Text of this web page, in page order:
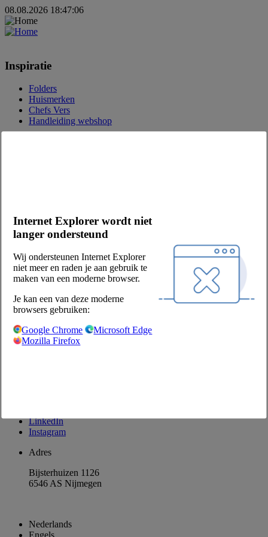
Internet Explorer wordt niet
langer ondersteund
Wij ondersteunen Internet Explorer
niet meer en raden je aan gebruik te
maken van een moderne browser.
Je kan een van deze moderne
browsers gebruiken:
Google Chrome
Microsoft Edge
Mozilla Firefox
08.08.2026 18:47:06
Inspiratie
Folders
Huismerken
Chefs Vers
Handleiding webshop
Leveranciers
Privacy & voorwaarden
Verkoop- en leveringsvoorwaarden
Producten retourneren
Privacyverklaring
Privacyinstellingen
Contact
LinkedIn
Instagram
Adres
Bijsterhuizen 1126
6546 AS Nijmegen
Nederlands
Engels